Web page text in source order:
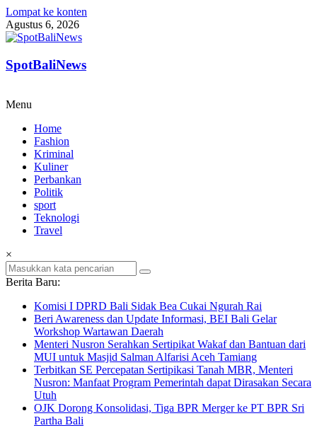
Lompat ke konten
Agustus 6, 2026
SpotBaliNews
Menu
Home
Fashion
Kriminal
Kuliner
Perbankan
Politik
sport
Teknologi
Travel
×
Berita Baru:
Komisi I DPRD Bali Sidak Bea Cukai Ngurah Rai
Beri Awareness dan Update Informasi, BEI Bali Gelar
Workshop Wartawan Daerah
Menteri Nusron Serahkan Sertipikat Wakaf dan Bantuan dari
MUI untuk Masjid Salman Alfarisi Aceh Tamiang
Terbitkan SE Percepatan Sertipikasi Tanah MBR, Menteri
Nusron: Manfaat Program Pemerintah dapat Dirasakan Secara
Utuh
OJK Dorong Konsolidasi, Tiga BPR Merger ke PT BPR Sri
Partha Bali